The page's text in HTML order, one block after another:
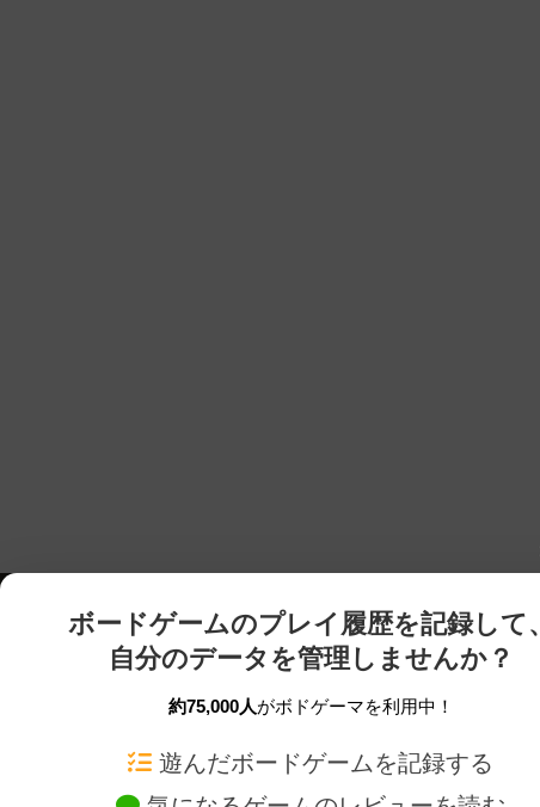
ボードゲームのプレイ履歴を記録して、
自分のデータを管理しませんか？
約75,000人がボドゲーマを利用中！
遊んだボードゲームを記録する